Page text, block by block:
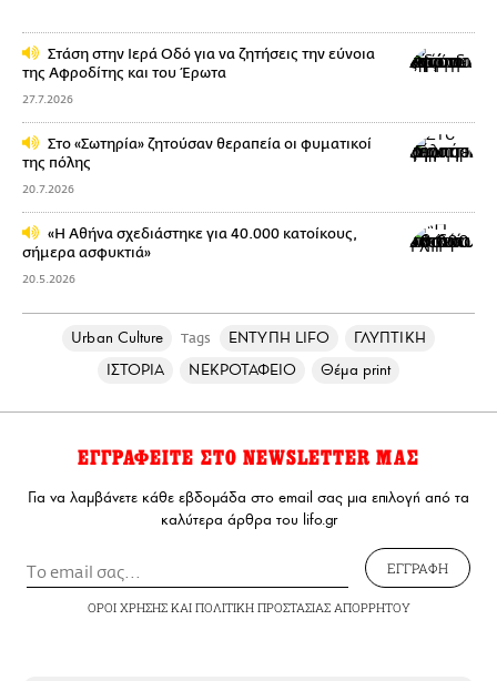
Στάση στην Ιερά Οδό για να ζητήσεις την εύνοια
της Αφροδίτης και του Έρωτα
27.7.2026
Στo «Σωτηρία» ζητούσαν θεραπεία οι φυματικοί
της πόλης
20.7.2026
«Η Αθήνα σχεδιάστηκε για 40.000 κατοίκους,
σήμερα ασφυκτιά»
20.5.2026
Urban Culture Tags ΕΝΤΥΠΗ LIFO
ΓΛΥΠΤΙΚΗ
ΙΣΤΟΡΙΑ
ΝΕΚΡΟΤΑΦΕΙΟ Θέμα print
ΕΓΓΡΑΦΕΙΤΕ ΣΤΟ NEWSLETTER ΜΑΣ
Για να λαμβάνετε κάθε εβδομάδα στο email σας μια επιλογή από τα
καλύτερα άρθρα του lifo.gr
ΕΓΓΡΑΦΗ
ΟΡΟΙ ΧΡΗΣΗΣΚΑΙ ΠΟΛΙΤΙΚΗ ΠΡΟΣΤΑΣΙΑΣ ΑΠΟΡΡΗΤΟΥ